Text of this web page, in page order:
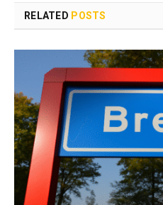
RELATED POSTS